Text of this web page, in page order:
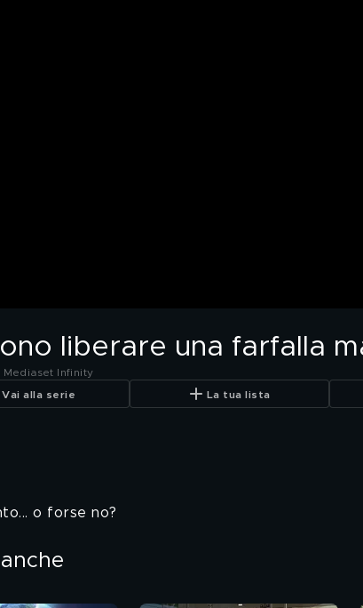
liberare una farfalla
Mediaset Infinity
Vai alla serie La tua lista
o forse no?